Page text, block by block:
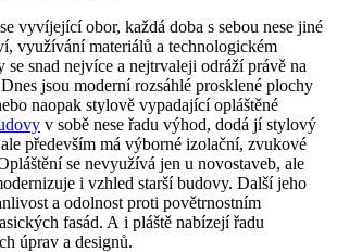
vyvíjející obor, každá doba s sebou nese jiné
využívání materiálů a technologickém
snad nejvíce a nejtrvaleji odráží právě na
jsou moderní rozsáhlé prosklené plochy
naopak stylově vypadající opláštěné
v sobě nese řadu výhod, dodá jí stylový
především má výborné izolační, zvukové
se nevyužívá jen u novostaveb, ale
i vzhled starší budovy. Další jeho
a odolnost proti povětrnostním
fasád. A i pláště nabízejí řadu
úprav a designů.